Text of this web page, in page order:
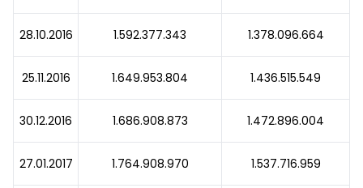
28.10.2016 1.592.377.343 1.378.096.664
25.11.2016 1.649.953.804 1.436.515.549
30.12.2016 1.686.908.873 1.472.896.004
27.01.2017 1.764.908.970 1.537.716.959